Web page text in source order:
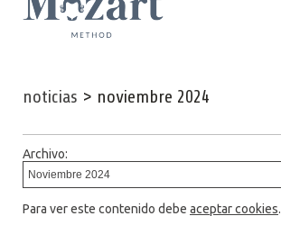
noticias > noviembre 2024
Archivo:
Para ver este contenido debe aceptar cookies.